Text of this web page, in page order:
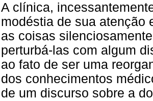
A clínica,
modéstia de sua atenção
as coisas
perturbá-las com algum
ao fato de ser uma
dos conhecimentos
de um discurso sobre a